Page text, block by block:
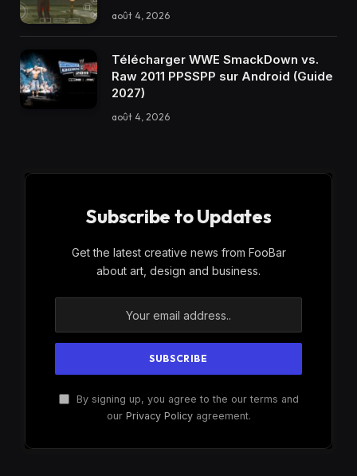
août 4, 2026
Télécharger WWE SmackDown vs.
Raw 2011 PPSSPP sur Android (Guide
2027)
août 4, 2026
Subscribe to Updates
Get the latest creative news from FooBar
about art, design and business.
By signing up, you agree to the our terms and
our Privacy Policyagreement.